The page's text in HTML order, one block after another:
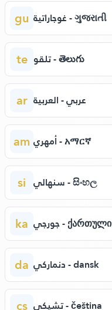
gu غوجاراتية - ગુજરાતી
te تلقو - తెలుగు
ar عربي - العربية
am أمهري - አማርኛ
si سنهالي - සිංහල
ka جورجي - ქართული
da دنماركي - dansk
تشيكي - čeština